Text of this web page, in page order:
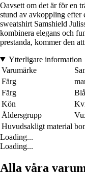
Oavsett om det är för en
stund av avkoppling efter
sweatshirt Samshield
kombinera elegans och
prestanda, kommer den
Ytterligare information
Varumärke
Färg
Färg
Blå
Kön
Åldersgrupp
Huvudsakligt material
Loading...
Loading...
Alla våra